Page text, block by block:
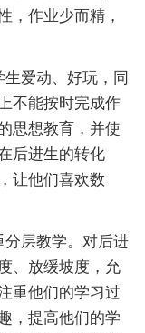
，作业少而精，
爱动、好玩，同
不能按时完成作
思想教育，并使
后进生的转化
让他们喜欢数
层教学。对后进
、放缓坡度，允
重他们的学习过
，提高他们的学